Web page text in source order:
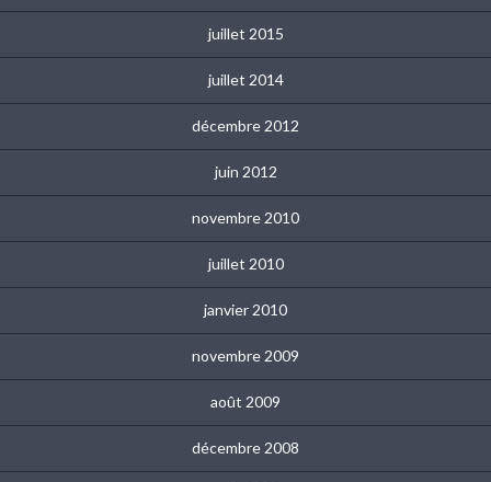
juillet 2015
juillet 2014
décembre 2012
juin 2012
novembre 2010
juillet 2010
janvier 2010
novembre 2009
août 2009
décembre 2008